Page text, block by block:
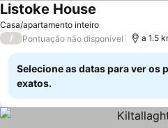
Casa/apartamento inteiro
Listoke House
/ Pontuação não disponível a 1.5
Selecione as datas para ver os
exatos.